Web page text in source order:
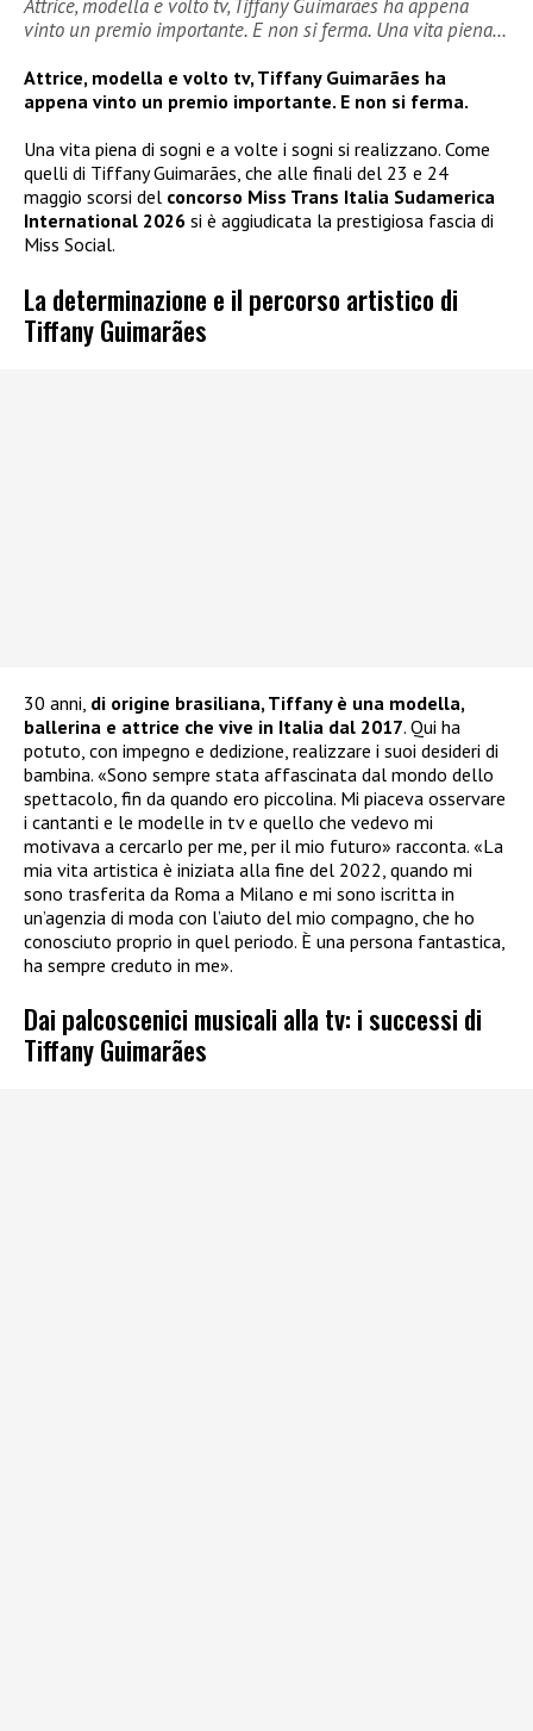
Attrice, modella e volto tv, Tiffany Guimarães ha appena
vinto un premio importante. E non si ferma. Una vita piena…
Attrice, modella e volto tv, Tiffany Guimarães ha
appena vinto un premio importante. E non si ferma.
Una vita piena di sogni e a volte i sogni si realizzano. Come
quelli di Tiffany Guimarães, che alle finali del 23 e 24
maggio scorsi del concorso Miss Trans Italia Sudamerica
International 2026 si è aggiudicata la prestigiosa fascia di
Miss Social.
La determinazione e il percorso artistico di
Tiffany Guimarães
30 anni, di origine brasiliana, Tiffany è una modella,
ballerina e attrice che vive in Italia dal 2017. Qui ha
potuto, con impegno e dedizione, realizzare i suoi desideri di
bambina. «Sono sempre stata affascinata dal mondo dello
spettacolo, fin da quando ero piccolina. Mi piaceva osservare
i cantanti e le modelle in tv e quello che vedevo mi
motivava a cercarlo per me, per il mio futuro» racconta. «La
mia vita artistica è iniziata alla fine del 2022, quando mi
sono trasferita da Roma a Milano e mi sono iscritta in
un’agenzia di moda con l’aiuto del mio compagno, che ho
conosciuto proprio in quel periodo. È una persona fantastica,
ha sempre creduto in me».
Dai palcoscenici musicali alla tv: i successi di
Tiffany Guimarães